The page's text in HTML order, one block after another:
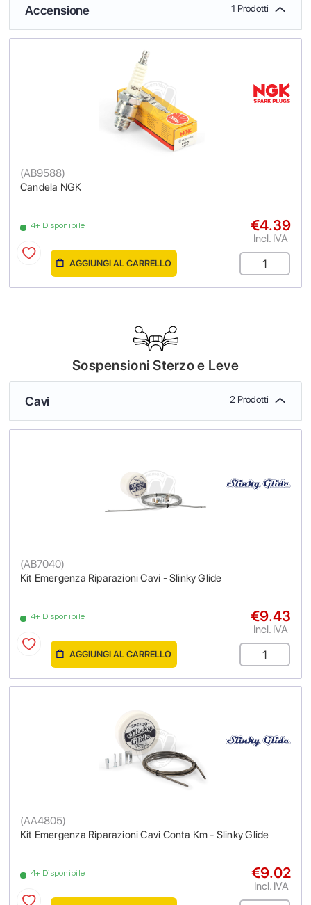
Accensione 1 Prodotti
Candela NGK
(AB9588)
4+ Disponibile €4.39
Incl. IVA
AGGIUNGI AL CARRELLO
Sospensioni Sterzo e Leve
Cavi 2 Prodotti
Kit Emergenza Riparazioni Cavi - Slinky Glide
(AB7040)
4+ Disponibile €9.43
Incl. IVA
AGGIUNGI AL CARRELLO
Kit Emergenza Riparazioni Cavi Conta Km - Slinky Glide
(AA4805)
4+ Disponibile €9.02
Incl. IVA